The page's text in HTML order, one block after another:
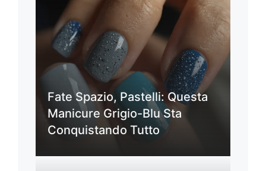
Fate Spazio, Pastelli: Questa
Manicure Grigio-Blu Sta
Conquistando Tutto